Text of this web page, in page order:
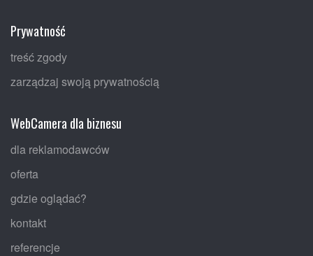
Prywatność
treść zgody
zarządzaj swoją prywatnością
WebCamera dla biznesu
dla reklamodawców
oferta
gdzie oglądać?
kontakt
referencje